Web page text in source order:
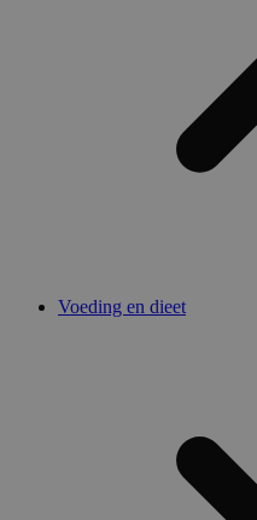
Voeding en dieet